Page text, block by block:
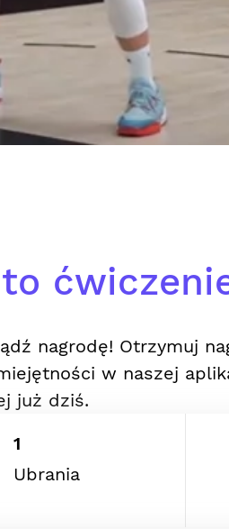
nagrodę! Otrzymuj
w naszej
już dziś.
1
Ubrania